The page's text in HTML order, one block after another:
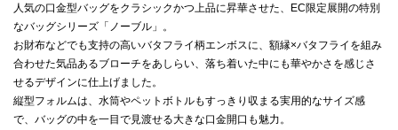
人気の口金型バッグをクラシックかつ上品に昇華させた、EC限定展開の特別
なバッグシリーズ「ノーブル」。
お財布などでも支持の高いバタフライ柄エンボスに、額縁×バタフライを組み
合わせた気品あるブローチをあしらい、落ち着いた中にも華やかさを感じさ
せるデザインに仕上げました。
縦型フォルムは、水筒やペットボトルもすっきり収まる実用的なサイズ感
で、バッグの中を一目で見渡せる大きな口金開口も魅力。